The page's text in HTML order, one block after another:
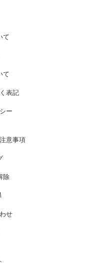
て
て
表記
ー
意事項
除
せ